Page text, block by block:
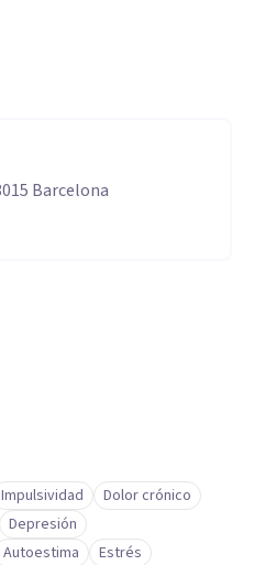
Barcelona
Impulsividad
Dolor crónico
Depresión
Autoestima Estrés